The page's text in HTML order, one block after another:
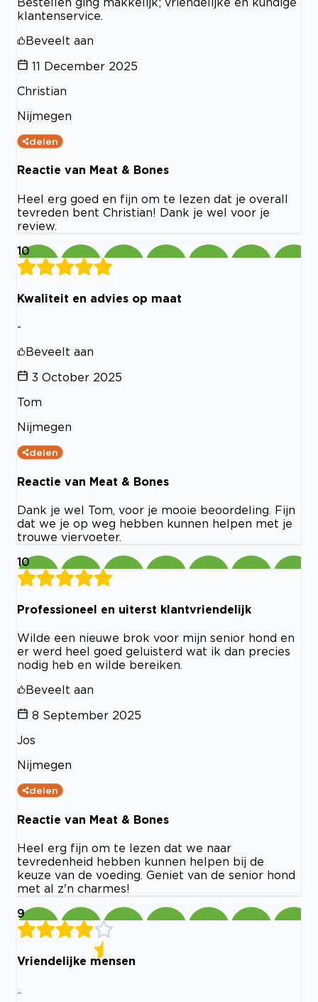
klantenservice.
Beveelt aan
11 December 2025
Christian
Nijmegen
delen
Reactie van Meat & Bones
Heel erg goed en fijn om te lezen dat je overall
tevreden bent Christian! Dank je wel voor je
review.
10
Kwaliteit en advies op maat
-
Beveelt aan
3 October 2025
Tom
Nijmegen
delen
Reactie van Meat & Bones
Dank je wel Tom, voor je mooie beoordeling. Fijn
dat we je op weg hebben kunnen helpen met je
trouwe viervoeter.
10
Professioneel en uiterst klantvriendelijk
Wilde een nieuwe brok voor mijn senior hond en
er werd heel goed geluisterd wat ik dan precies
nodig heb en wilde bereiken.
Beveelt aan
8 September 2025
Jos
Nijmegen
delen
Reactie van Meat & Bones
Heel erg fijn om te lezen dat we naar
tevredenheid hebben kunnen helpen bij de
keuze van de voeding. Geniet van de senior hond
met al z'n charmes!
9
Vriendelijke mensen
..